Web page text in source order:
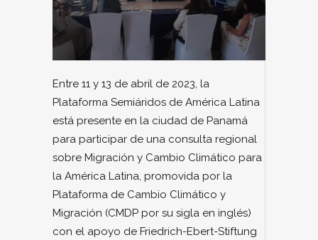
Entre 11 y 13 de abril de 2023, la
Plataforma Semiáridos de América Latina
está presente en la ciudad de Panamá
para participar de una consulta regional
sobre Migración y Cambio Climático para
la América Latina, promovida por la
Plataforma de Cambio Climático y
Migración (CMDP por su sigla en inglés)
con el apoyo de Friedrich-Ebert-Stiftung